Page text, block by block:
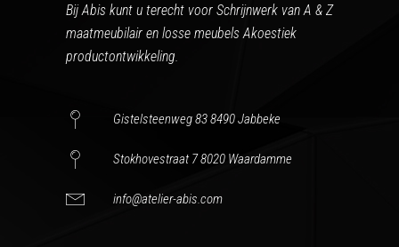
Bij Abis kunt u terecht voor Schrijnwerk van A & Z
maatmeubilair en losse meubels Akoestiek
productontwikkeling.
Gistelsteenweg 83 8490 Jabbeke
Stokhovestraat 7 8020 Waardamme
info@atelier-abis.com